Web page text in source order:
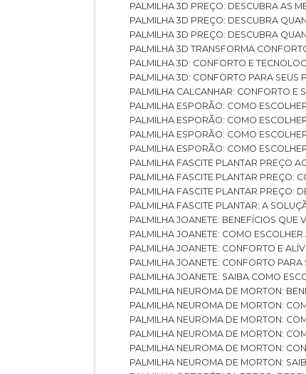
PALMILHA 3D PREÇO: DESCUBRA AS
PALMILHA 3D PREÇO: DESCUBRA
PALMILHA 3D PREÇO: DESCUBRA
PALMILHA 3D TRANSFORMA
PALMILHA 3D: CONFORTO E
PALMILHA 3D: CONFORTO PARA SEUS
PALMILHA CALCANHAR: CONFORTO E
PALMILHA ESPORÃO: COMO
PALMILHA ESPORÃO: COMO
PALMILHA ESPORÃO: COMO
PALMILHA ESPORÃO: COMO
PALMILHA FASCITE PLANTAR PREÇO
PALMILHA FASCITE PLANTAR PREÇO:
PALMILHA FASCITE PLANTAR PREÇO:
PALMILHA FASCITE PLANTAR: A
PALMILHA JOANETE: BENEFÍCIOS QUE
PALMILHA JOANETE: COMO
PALMILHA JOANETE: CONFORTO E
PALMILHA JOANETE: CONFORTO PARA
PALMILHA JOANETE: SAIBA COMO
PALMILHA NEUROMA DE MORTON:
PALMILHA NEUROMA DE MORTON:
PALMILHA NEUROMA DE MORTON:
PALMILHA NEUROMA DE MORTON:
PALMILHA NEUROMA DE MORTON:
PALMILHA NEUROMA DE MORTON: